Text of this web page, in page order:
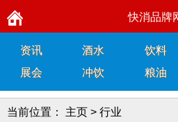
快消品牌
资讯 酒水 饮料
展会
冲饮 粮油
当前位置： 主页 > 行业